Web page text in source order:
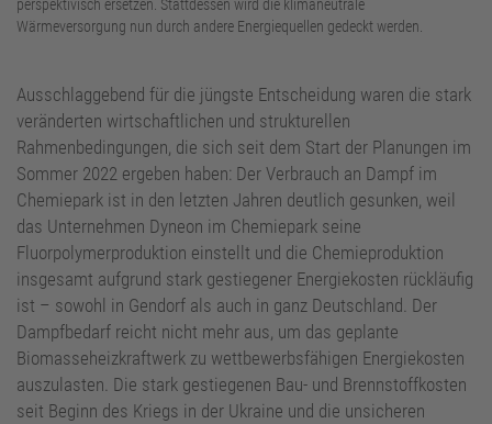
perspektivisch ersetzen. Stattdessen wird die klimaneutrale
Wärmeversorgung nun durch andere Energiequellen gedeckt werden.
Ausschlaggebend für die jüngste Entscheidung waren die stark
veränderten wirtschaftlichen und strukturellen
Rahmenbedingungen, die sich seit dem Start der Planungen im
Sommer 2022 ergeben haben: Der Verbrauch an Dampf im
Chemiepark ist in den letzten Jahren deutlich gesunken, weil
das Unternehmen Dyneon im Chemiepark seine
Fluorpolymerproduktion einstellt und die Chemieproduktion
insgesamt aufgrund stark gestiegener Energiekosten rückläufig
ist – sowohl in Gendorf als auch in ganz Deutschland. Der
Dampfbedarf reicht nicht mehr aus, um das geplante
Biomasseheizkraftwerk zu wettbewerbsfähigen Energiekosten
auszulasten. Die stark gestiegenen Bau- und Brennstoffkosten
seit Beginn des Kriegs in der Ukraine und die unsicheren